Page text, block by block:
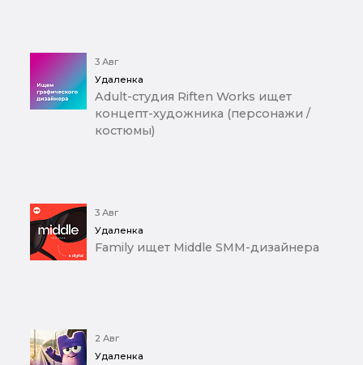
3 Авг
Удаленка
Adult-студия Riften Works ищет
концепт-художника (персонажи /
костюмы)
3 Авг
Удаленка
Family ищет Middle SMM-дизайнера
2 Авг
Удаленка